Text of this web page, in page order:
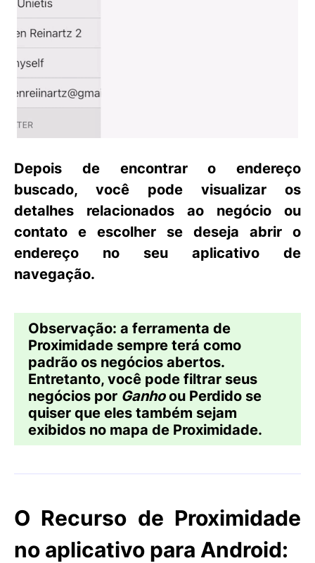
Depois de encontrar o endereço
buscado, você pode visualizar os
detalhes relacionados ao negócio ou
contato e escolher se deseja abrir o
endereço no seu aplicativo de
navegação.
Observação: a ferramenta de
Proximidade sempre terá como
padrão os negócios abertos.
Entretanto, você pode filtrar seus
negócios por Ganhoou Perdido se
quiser que eles também sejam
exibidos no mapa de Proximidade.
O Recurso de Proximidade
no aplicativo para Android: